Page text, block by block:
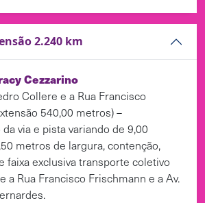
2.240 km
Cezzarino
Collere e a Rua Francisco
540,00 metros) –
via e pista variando de 9,00
metros de largura, contenção,
faixa exclusiva transporte coletivo
a Rua Francisco Frischmann e a Av.